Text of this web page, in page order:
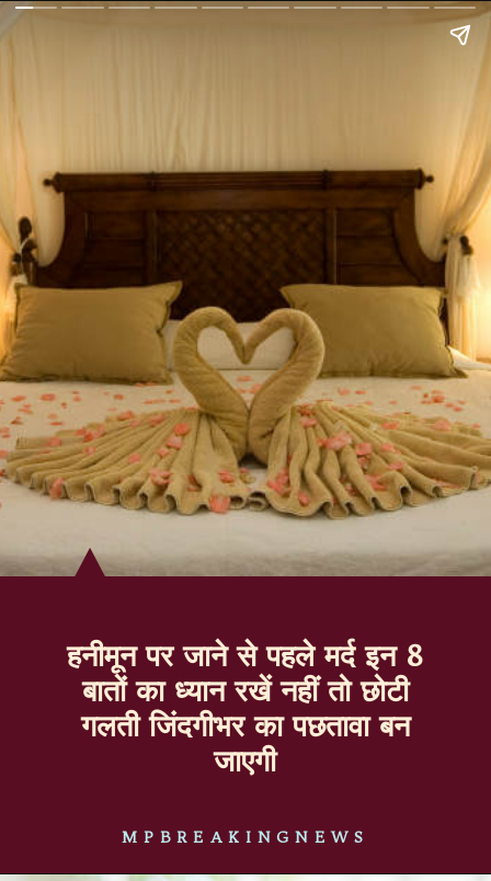
MPBREAKINGNEWS
हनीमून पर जाने से पहले मर्द इन 8
बातों का ध्यान रखें नहीं तो छोटी
गलती जिंदगीभर का पछतावा बन
जाएगी